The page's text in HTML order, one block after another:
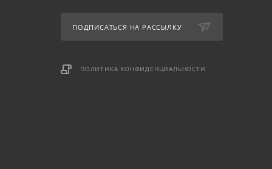
ПОДПИСАТЬСЯ НА РАССЫЛКУ
ПОЛИТИКА КОНФИДЕНЦИАЛЬНОСТИ